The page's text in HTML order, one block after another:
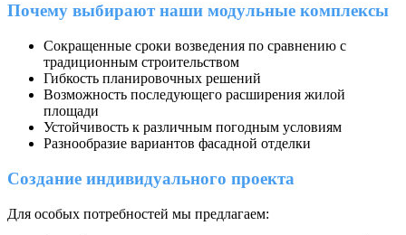
Почему выбирают наши модульные комплексы
Сокращенные сроки возведения по сравнению с
традиционным строительством
Гибкость планировочных решений
Возможность последующего расширения жилой
площади
Устойчивость к различным погодным условиям
Разнообразие вариантов фасадной отделки
Создание индивидуального проекта
Для особых потребностей мы предлагаем: